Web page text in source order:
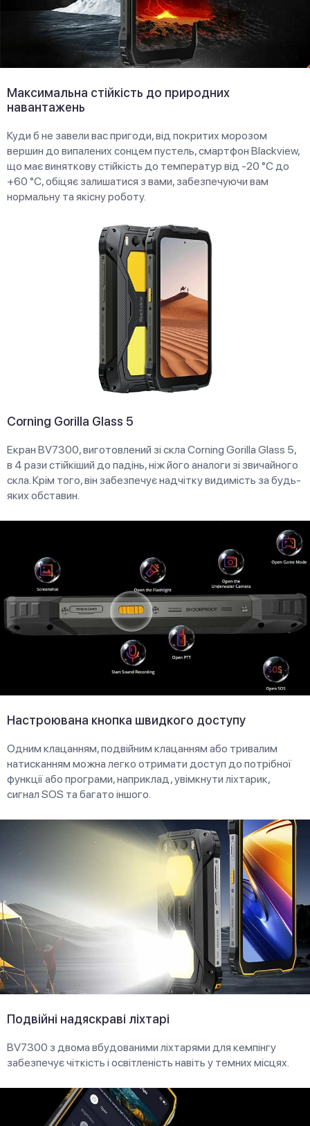
Максимальна стійкість до природних
навантажень
Куди б не завели вас пригоди, від покритих морозом
вершин до випалених сонцем пустель, смартфон Blackview,
що має виняткову стійкість до температур від -20 °C до
+60 °C, обіцяє залишатися з вами, забезпечуючи вам
нормальну та якісну роботу.
Corning Gorilla Glass 5
Екран BV7300, виготовлений зі скла Corning Gorilla Glass 5,
в 4 рази стійкіший до падінь, ніж його аналоги зі звичайного
скла. Крім того, він забезпечує надчітку видимість за будь-
яких обставин.
Настроювана кнопка швидкого доступу
Одним клацанням, подвійним клацанням або тривалим
натисканням можна легко отримати доступ до потрібної
функції або програми, наприклад, увімкнути ліхтарик,
сигнал SOS та багато іншого.
Подвійні надяскраві ліхтарі
BV7300 з двома вбудованими ліхтарями для кемпінгу
забезпечує чіткість і освітленість навіть у темних місцях.